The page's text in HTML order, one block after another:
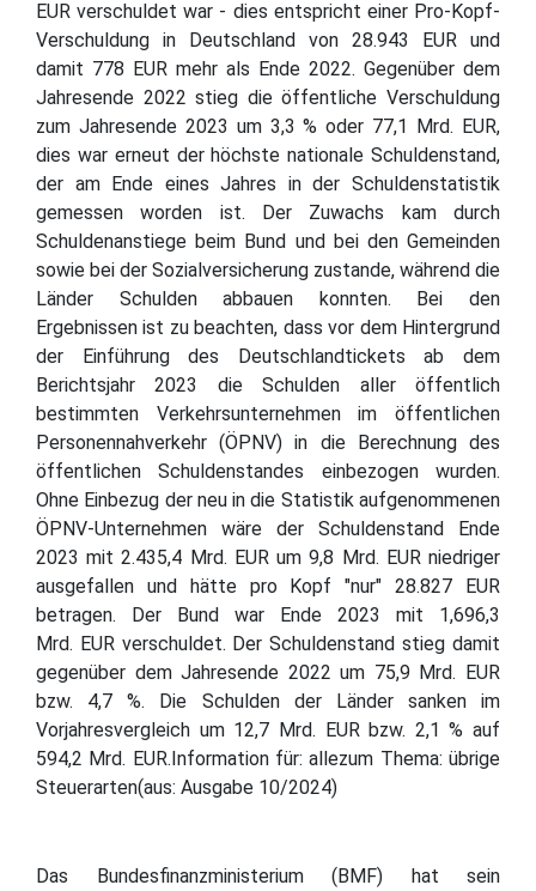
EUR verschuldet war - dies entspricht einer Pro-Kopf-
Verschuldung in Deutschland von 28.943 EUR und
damit 778 EUR mehr als Ende 2022. Gegenüber dem
Jahresende 2022 stieg die öffentliche Verschuldung
zum Jahresende 2023 um 3,3 % oder 77,1 Mrd. EUR,
dies war erneut der höchste nationale Schuldenstand,
der am Ende eines Jahres in der Schuldenstatistik
gemessen worden ist. Der Zuwachs kam durch
Schuldenanstiege beim Bund und bei den Gemeinden
sowie bei der Sozialversicherung zustande, während die
Länder Schulden abbauen konnten. Bei den
Ergebnissen ist zu beachten, dass vor dem Hintergrund
der Einführung des Deutschlandtickets ab dem
Berichtsjahr 2023 die Schulden aller öffentlich
bestimmten Verkehrsunternehmen im öffentlichen
Personennahverkehr (ÖPNV) in die Berechnung des
öffentlichen Schuldenstandes einbezogen wurden.
Ohne Einbezug der neu in die Statistik aufgenommenen
ÖPNV-Unternehmen wäre der Schuldenstand Ende
2023 mit 2.435,4 Mrd. EUR um 9,8 Mrd. EUR niedriger
ausgefallen und hätte pro Kopf "nur" 28.827 EUR
betragen. Der Bund war Ende 2023 mit 1,696,3
Mrd. EUR verschuldet. Der Schuldenstand stieg damit
gegenüber dem Jahresende 2022 um 75,9 Mrd. EUR
bzw. 4,7 %. Die Schulden der Länder sanken im
Vorjahresvergleich um 12,7 Mrd. EUR bzw. 2,1 % auf
594,2 Mrd. EUR.Information für: allezum Thema: übrige
Steuerarten(aus: Ausgabe 10/2024)
Das Bundesfinanzministerium (BMF) hat sein